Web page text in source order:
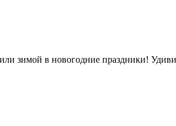
зимой в новогодние праздники!